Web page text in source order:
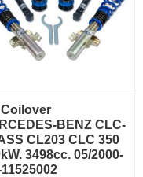
BENZ CLC-
CL203 CLC 350
3498cc. 05/2000-